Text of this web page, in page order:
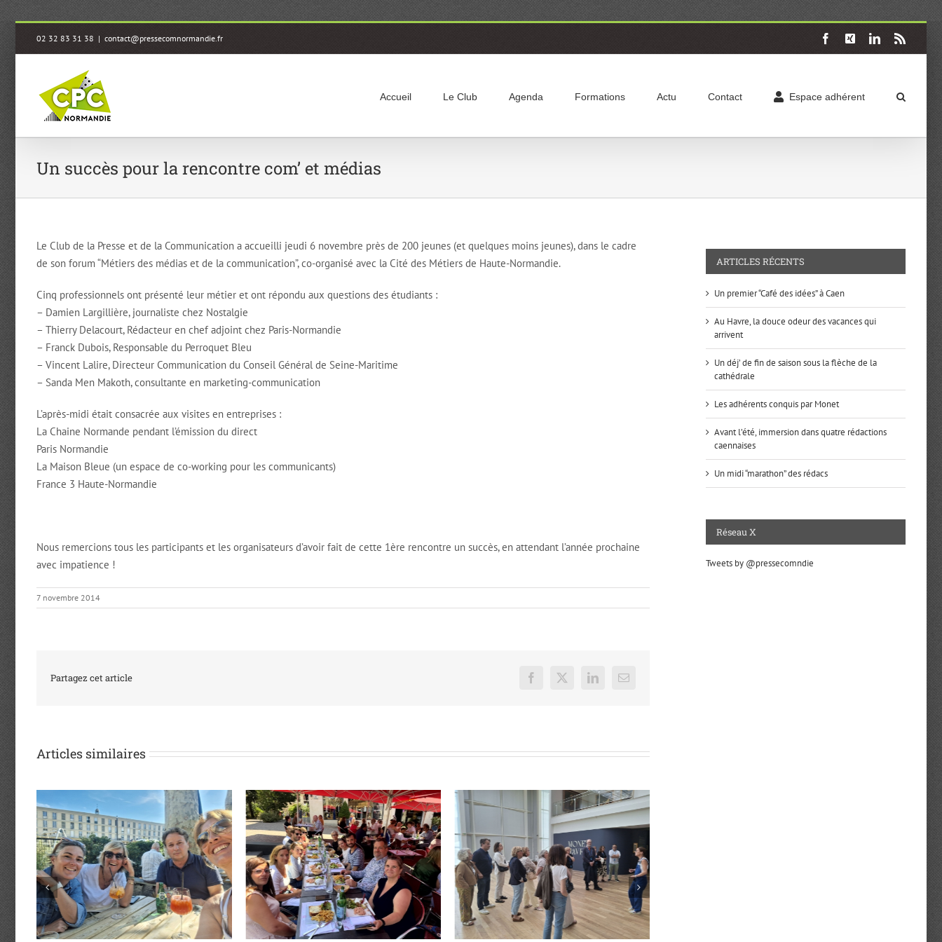
Passer
contenu
02 32 83 31 38 | contact@pressecomnormandie.fr Facebook
X LinkedIn
Accueil Le Club Agenda Formations Actu Contact Espace adhérent
Un succès pour la rencontre com’ et médias
Le Club de la Presse et de la Communication a accueilli jeudi 6 novembre près de 200 jeunes (et quelques moins jeunes), dans le cadre
de son forum “Métiers des médias et de la communication”, co-organisé avec la Cité des Métiers de Haute-Normandie.
Cinq professionnels ont présenté leur métier et ont répondu aux questions des étudiants :
– Damien Largillière, journaliste chez Nostalgie
– Thierry Delacourt, Rédacteur en chef adjoint chez Paris-Normandie
– Franck Dubois, Responsable du Perroquet Bleu
– Vincent Lalire, Directeur Communication du Conseil Général de Seine-Maritime
– Sanda Men Makoth, consultante en marketing-communication
L’après-midi était consacrée aux visites en entreprises :
La Chaine Normande pendant l’émission du direct
Paris Normandie
La Maison Bleue (un espace de co-working pour les communicants)
France 3 Haute-Normandie
Nous remercions tous les participants et les organisateurs d’avoir fait de cette 1ère rencontre un succès, en attendant l’année prochaine
avec impatience !
7 novembre 2014
Partagez cet article Facebook
X LinkedInEmail
Articles similaires
ARTICLES RÉCENTS
Un premier “Café des idées” à Caen
Au Havre, la douce odeur des vacances qui
arrivent
Un déj’ de fin de saison sous la flèche de la
cathédrale
Les adhérents conquis par Monet
Avant l’été, immersion dans quatre rédactions
caennaises
Un midi “marathon” des rédacs
Réseau X
Tweets by @pressecomndie